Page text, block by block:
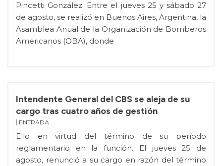
Pincetti González. Entre el jueves 25 y sábado 27
de agosto, se realizó en Buenos Aires, Argentina, la
Asamblea Anual de la Organización de Bomberos
Americanos (OBA), donde
Intendente General del CBS se aleja de su
cargo tras cuatro años de gestión
ENTRADA
Ello en virtud del término de su período
reglamentario en la función. El jueves 25 de
agosto, renunció a su cargo en razón del término